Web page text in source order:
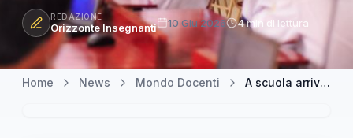
REDAZIONE
Orizzonte Insegnanti 10 Giu 2026 4 min di lettura
Home News Mondo Docenti A scuola arriva la rivoluzione IA: 200 milioni per formare docenti, educazione civica digitale e comitati etici territoriali